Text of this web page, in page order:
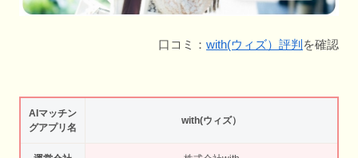
口コミ： with(ウィズ）評判 を確認
AIマッチン
グアプリ名
with(ウィズ）